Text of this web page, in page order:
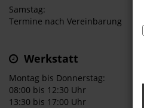
Samstag:
Termine nach Vereinbarung
Werkstatt
Montag bis Donnerstag:
08:00 bis 12:30 Uhr
13:30 bis 17:00 Uhr